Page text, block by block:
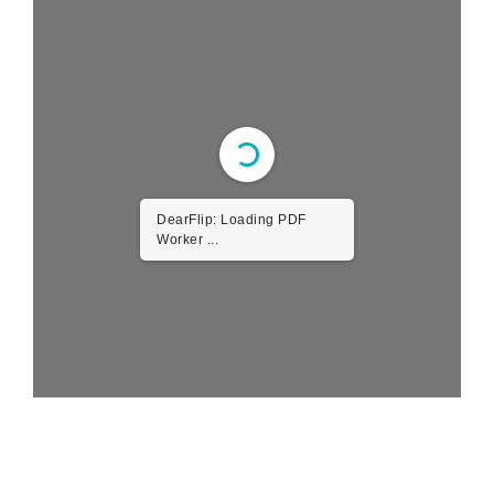
DearFlip: Loading PDF
Worker ...